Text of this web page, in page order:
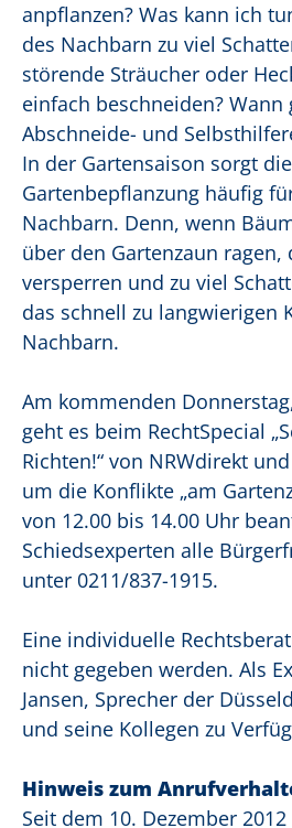
anpflanzen? Was kann ich
des Nachbarn zu viel
störende Sträucher oder
einfach beschneiden? Wann
Abschneide- und
In der Gartensaison sorgt die
Gartenbepflanzung häufig
Nachbarn. Denn, wenn
über den Gartenzaun ragen,
versperren und zu viel
das schnell zu langwierigen
Nachbarn.
Am kommenden
geht es beim RechtSpecial
Richten!“ von NRWdirekt
um die Konflikte „am
von 12.00 bis 14.00 Uhr
Schiedsexperten alle
unter 0211/837-1915.
Eine individuelle
nicht gegeben werden. Als
Jansen, Sprecher der
und seine Kollegen zu
Hinweis zum
Seit dem 10. Dezember